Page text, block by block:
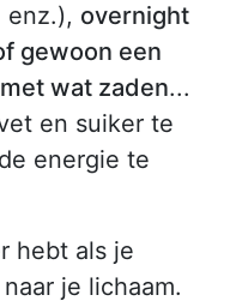
enz.), overnight
gewoon een
wat zaden...
en suiker te
energie te
hebt als je
je lichaam.